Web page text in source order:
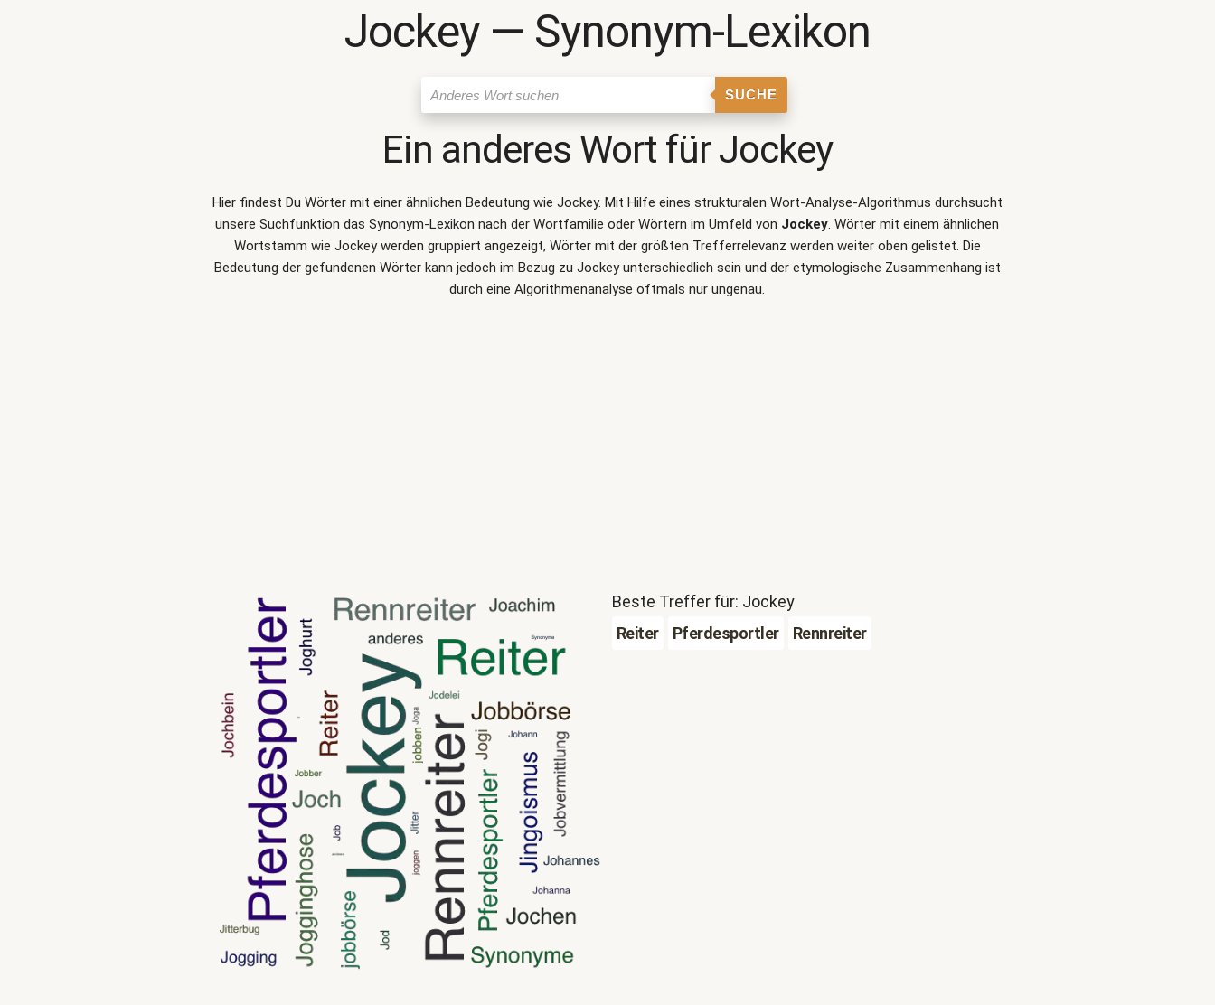
Jockey ― Synonym-Lexikon
SUCHE
Ein anderes Wort fürJockey
Hier findest Du Wörter mit einer ähnlichen Bedeutung wie Jockey. Mit Hilfe eines strukturalen Wort-Analyse-Algorithmus durchsucht
unsere Suchfunktion dasSynonym-Lexikon nach der Wortfamilie oder Wörtern im Umfeld von Jockey. Wörter mit einem ähnlichen
Wortstamm wie Jockey werden gruppiert angezeigt, Wörter mit der größten Trefferrelevanz werden weiter oben gelistet. Die
Bedeutung der gefundenen Wörter kann jedoch im Bezug zu Jockey unterschiedlich sein und der etymologische Zusammenhang ist
durch eine Algorithmenanalyse oftmals nur ungenau.
Beste Treffer für: Jockey
Reiter
Pferdesportler Rennreiter